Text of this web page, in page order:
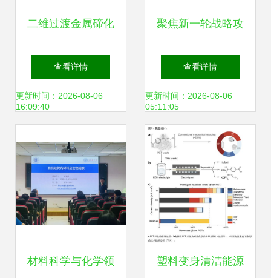
二维过渡金属碲化
物纳米片 批量化可
控制备的突破之道
查看详情
更新时间：2026-08-06
16:09:40
聚焦新一轮战略攻
关 材料科学研究的
最新进展与未来方
向
查看详情
更新时间：2026-08-06
05:11:05
材料科学与化学领 塑料变身清洁能源